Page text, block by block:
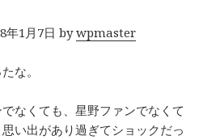
年1月7日 bywpmaster
な。
なくても、星野ファンでなくて
い出があり過ぎてショックだっ